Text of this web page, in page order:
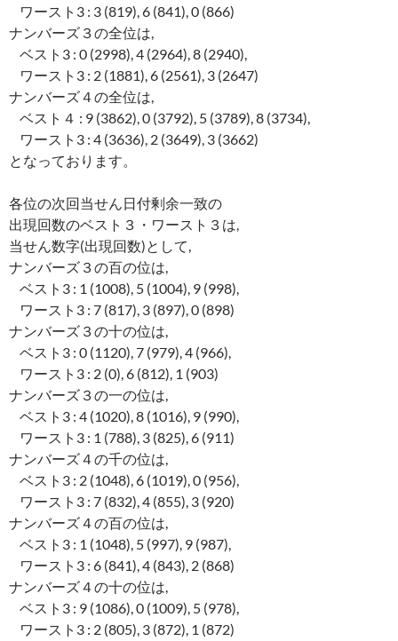
ワースト3 : 3 (819), 6 (841), 0 (866)
ナンバーズ３の全位は,
ベスト3 : 0 (2998), 4 (2964), 8 (2940),
ワースト3 : 2 (1881), 6 (2561), 3 (2647)
ナンバーズ４の全位は,
ベスト４ : 9 (3862), 0 (3792), 5 (3789), 8 (3734),
ワースト3 : 4 (3636), 2 (3649), 3 (3662)
となっております。
各位の次回当せん日付剰余一致の
出現回数のベスト３・ワースト３は,
当せん数字(出現回数)として,
ナンバーズ３の百の位は,
ベスト3 : 1 (1008), 5 (1004), 9 (998),
ワースト3 : 7 (817), 3 (897), 0 (898)
ナンバーズ３の十の位は,
ベスト3 : 0 (1120), 7 (979), 4 (966),
ワースト3 : 2 (0), 6 (812), 1 (903)
ナンバーズ３の一の位は,
ベスト3 : 4 (1020), 8 (1016), 9 (990),
ワースト3 : 1 (788), 3 (825), 6 (911)
ナンバーズ４の千の位は,
ベスト3 : 2 (1048), 6 (1019), 0 (956),
ワースト3 : 7 (832), 4 (855), 3 (920)
ナンバーズ４の百の位は,
ベスト3 : 1 (1048), 5 (997), 9 (987),
ワースト3 : 6 (841), 4 (843), 2 (868)
ナンバーズ４の十の位は,
ベスト3 : 9 (1086), 0 (1009), 5 (978),
ワースト3 : 2 (805), 3 (872), 1 (872)